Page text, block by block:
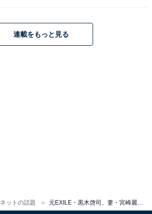
ネットの話題
連載をもっと見る